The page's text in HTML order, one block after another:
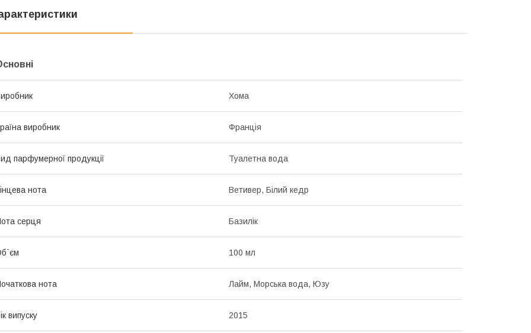
Хома
виробник Франція
парфумерної продукції Туалетна вода
нота Ветивер, Білий кедр
серця Базилік
100 мл
нота Лайм, Морська вода, Юзу
випуску 2015